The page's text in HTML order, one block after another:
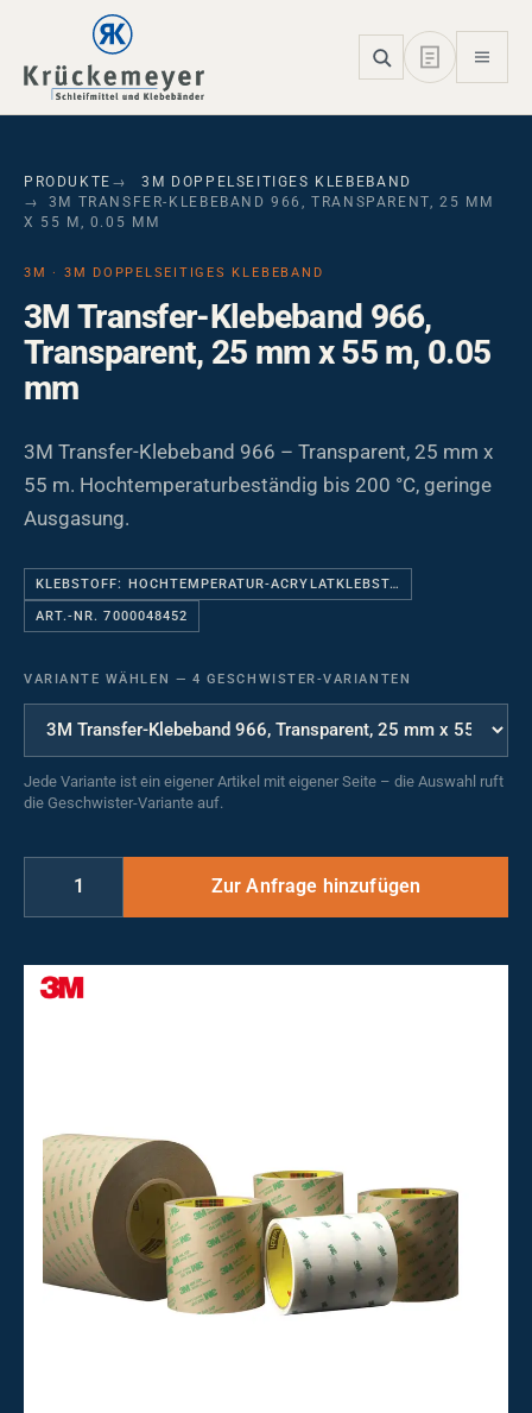
Skip to main navigation
Skip to main content
Skip to page footer
PRODUKTE
3M DOPPELSEITIGES KLEBEBAND
3M TRANSFER-KLEBEBAND 966, TRANSPARENT, 25 MM
X 55 M, 0.05 MM
3M · 3M DOPPELSEITIGES KLEBEBAND
3M Transfer-Klebeband 966,
Transparent, 25 mm x 55 m, 0.05
mm
3M Transfer-Klebeband 966 – Transparent, 25 mm x
55 m. Hochtemperaturbeständig bis 200 °C, geringe
Ausgasung.
KLEBSTOFF: HOCHTEMPERATUR-ACRYLATKLEBST…
ART.-NR. 7000048452
VARIANTE WÄHLEN — 4 GESCHWISTER-VARIANTEN
Jede Variante ist ein eigener Artikel mit eigener Seite – die Auswahl ruft
die Geschwister-Variante auf.